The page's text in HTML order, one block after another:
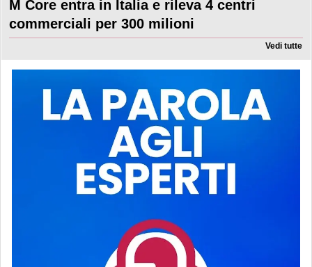
M Core entra in Italia e rileva 4 centri
commerciali per 300 milioni
Vedi tutte